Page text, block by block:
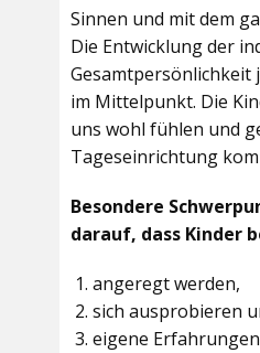
Sinnen und mit dem
Die Entwicklung der
Gesamtpersönlichkeit
im Mittelpunkt. Die
uns wohl fühlen und
Tageseinrichtung
Besondere
darauf, dass Kinder
angeregt werden,
sich ausprobieren
eigene